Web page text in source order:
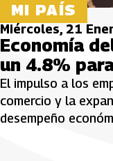
MI PAÍS
Miércoles, 21
Economía
un 4.8%
El impulso a los
comercio y la
desempeño